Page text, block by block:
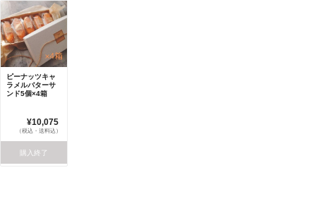
ピーナッツキャ
ラメルバターサ
ンド5個×4箱
¥10,075
（税込・送料込）
購入終了